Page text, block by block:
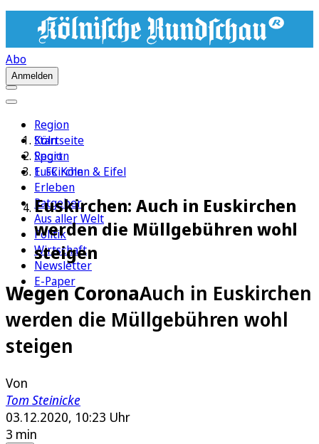
Abo
Anmelden
Region
Köln
Sport
1. FC Köln
Erleben
Ratgeber
Aus aller Welt
Politik
Wirtschaft
Newsletter
E-Paper
Startseite
Region
Euskirchen & Eifel
Euskirchen: Auch in Euskirchen
werden die Müllgebühren wohl
steigen
Wegen CoronaAuch in Euskirchen
werden die Müllgebühren wohl
steigen
Von
Tom Steinicke
03.12.2020, 10:23 Uhr
3 min